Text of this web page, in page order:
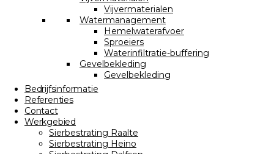
Vijvermaterialen
Watermanagement
Hemelwaterafvoer
Sproeiers
Waterinfiltratie-buffering
Gevelbekleding
Gevelbekleding
Bedrijfsinformatie
Referenties
Contact
Werkgebied
Sierbestrating Raalte
Sierbestrating Heino